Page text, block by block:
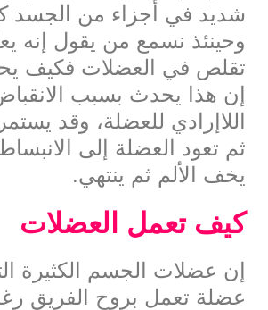
شديد في أجزاء من الجسد
وحينئذ نسمع من يقول إنه
تقلص في العضلات فكيف
إن هذا يحدث بسبب
اللاإرادي للعضلة، وقد
ثم تعود العضلة إلى
يخف الألم ثم ينتهي.
كيف تعمل العضلات
عضلة تعمل بروح الفريق